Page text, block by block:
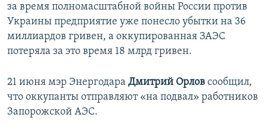
за время полномасштабной войны России против
Украины предприятие уже понесло убытки на 36
миллиардов гривен, а оккупированная ЗАЭС
потеряла за это время 18 млрд гривен.
21 июня мэр Энергодара Дмитрий Орлов сообщил,
что оккупанты отправляют «на подвал» работников
Запорожской АЭС.